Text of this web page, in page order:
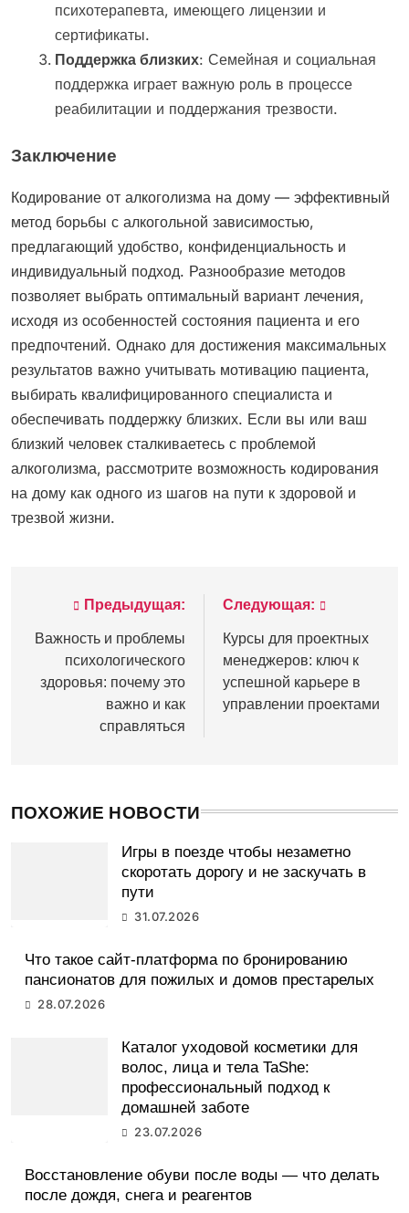
психотерапевта, имеющего лицензии и
сертификаты.
Поддержка близких: Семейная и социальная
поддержка играет важную роль в процессе
реабилитации и поддержания трезвости.
Заключение
Кодирование от алкоголизма на дому — эффективный
метод борьбы с алкогольной зависимостью,
предлагающий удобство, конфиденциальность и
индивидуальный подход. Разнообразие методов
позволяет выбрать оптимальный вариант лечения,
исходя из особенностей состояния пациента и его
предпочтений. Однако для достижения максимальных
результатов важно учитывать мотивацию пациента,
выбирать квалифицированного специалиста и
обеспечивать поддержку близких. Если вы или ваш
близкий человек сталкиваетесь с проблемой
алкоголизма, рассмотрите возможность кодирования
на дому как одного из шагов на пути к здоровой и
трезвой жизни.
Навигация
по
записям
Предыдущая:
Важность и проблемы
психологического
здоровья: почему это
важно и как
справляться
Следующая:
Курсы для проектных
менеджеров: ключ к
успешной карьере в
управлении проектами
ПОХОЖИЕ НОВОСТИ
Игры в поезде чтобы незаметно
скоротать дорогу и не заскучать в
пути
31.07.2026
Что такое сайт-платформа по бронированию
пансионатов для пожилых и домов престарелых
28.07.2026
Каталог уходовой косметики для
волос, лица и тела TaShe:
профессиональный подход к
домашней заботе
23.07.2026
Восстановление обуви после воды — что делать
после дождя, снега и реагентов